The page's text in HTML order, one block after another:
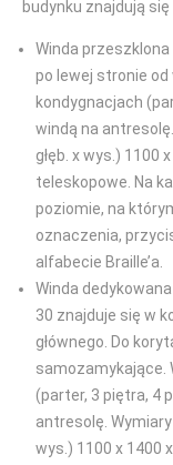
budynku znajdują
Winda
po lewej stronie od
kondygnacjach
windą na
głęb. x wys.) 1100
teleskopowe. Na
poziomie, na
oznaczenia,
alfabecie Braille’a.
Winda
30 znajduje się w
głównego. Do
samozamykające.
(parter, 3 piętra, 4
antresolę.
wys.) 1100 x 1400